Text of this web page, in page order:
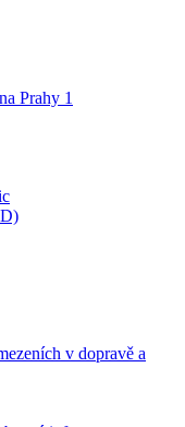
Prahy 1
v dopravě a